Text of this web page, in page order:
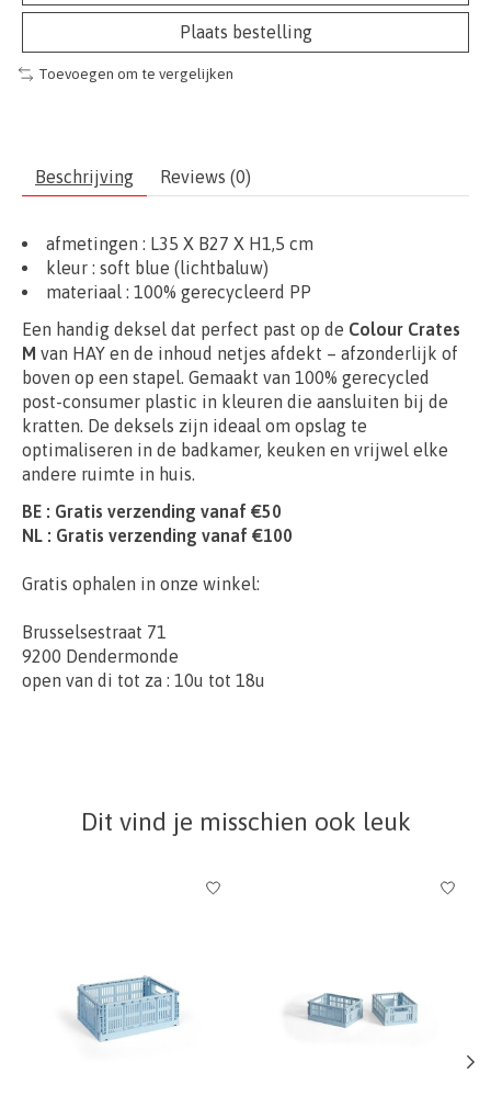
Plaats bestelling
Toevoegen om te vergelijken
Beschrijving Reviews (0)
afmetingen : L35 X B27 X H1,5 cm
kleur : soft blue (lichtbaluw)
materiaal : 100% gerecycleerd PP
Een handig deksel dat perfect past op de Colour Crates
M van HAY en de inhoud netjes afdekt – afzonderlijk of
boven op een stapel. Gemaakt van 100% gerecycled
post-consumer plastic in kleuren die aansluiten bij de
kratten. De deksels zijn ideaal om opslag te
optimaliseren in de badkamer, keuken en vrijwel elke
andere ruimte in huis.
BE : Gratis verzending vanaf €50
NL : Gratis verzending vanaf €100
Gratis ophalen in onze winkel:
Brusselsestraat 71
9200 Dendermonde
open van di tot za : 10u tot 18u
Dit vind je misschien ook leuk
Items van productcarrousel